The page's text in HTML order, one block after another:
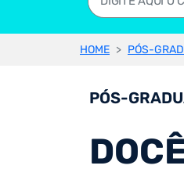
HOME PÓS-
PÓS-